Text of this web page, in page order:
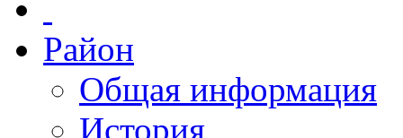
Район
Общая информация
История